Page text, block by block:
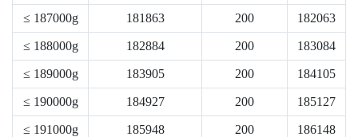
≤ 187000g 181863 200 182063
≤ 188000g 182884 200 183084
≤ 189000g 183905 200 184105
≤ 190000g 184927 200 185127
≤ 191000g 185948 200 186148